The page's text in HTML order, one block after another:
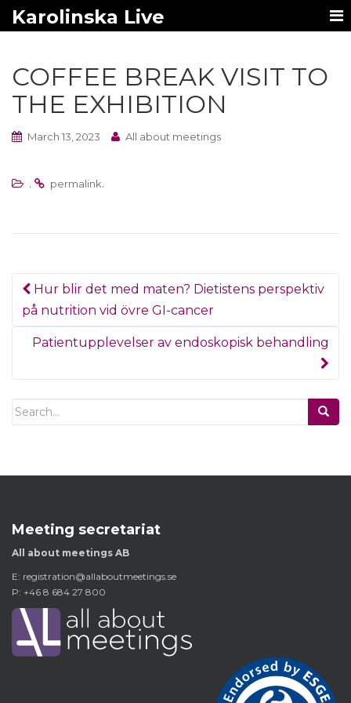
Karolinska Live
COFFEE BREAK VISIT TO
THE EXHIBITION
March 13, 2023 All about meetings
. permalink.
Post
navigation
Hur blir det med maten? Dietistens perspektiv
på nutrition vid övre GI-cancer
Patientupplevelser av endoskopisk behandling
Search
Meeting secretariat
All about meetings AB
E: registration@allaboutmeetings.se
P: +46 8 684 27 800